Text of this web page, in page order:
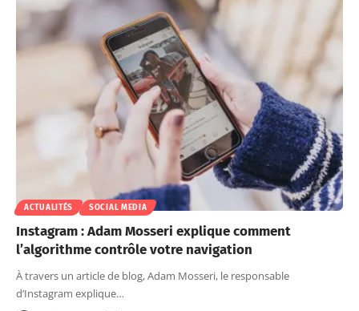
ACTUALITÉS SOCIAL MEDIA
Instagram : Adam Mosseri explique comment
l’algorithme contrôle votre navigation
À travers un article de blog, Adam Mosseri, le responsable
d’Instagram explique…